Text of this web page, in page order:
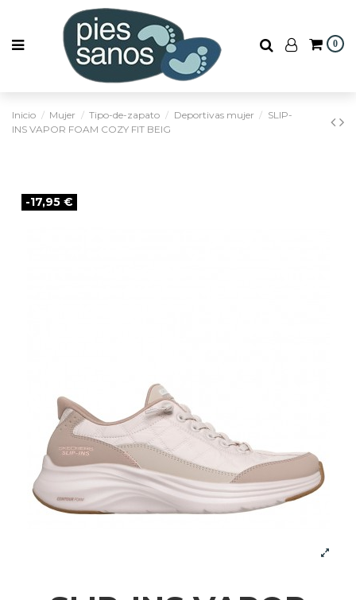
0
Inicio Mujer Tipo-de-zapato Deportivas mujer
SLIP-
INS VAPOR FOAM COZY FIT BEIG
-17,95 €